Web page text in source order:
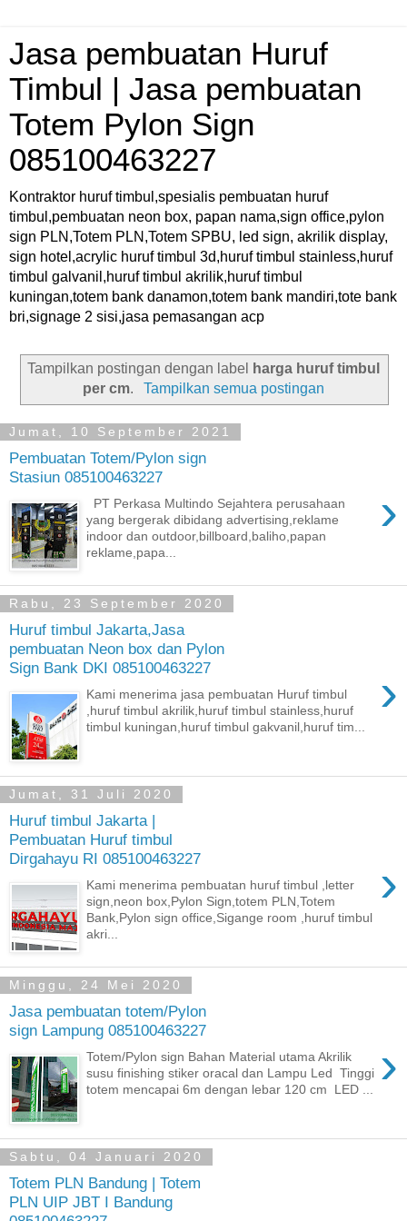
Jasa pembuatan Huruf
Timbul | Jasa pembuatan
Totem Pylon Sign
085100463227
Kontraktor huruf timbul,spesialis pembuatan huruf
timbul,pembuatan neon box, papan nama,sign office,pylon
sign PLN,Totem PLN,Totem SPBU, led sign, akrilik display,
sign hotel,acrylic huruf timbul 3d,huruf timbul stainless,huruf
timbul galvanil,huruf timbul akrilik,huruf timbul
kuningan,totem bank danamon,totem bank mandiri,tote bank
bri,signage 2 sisi,jasa pemasangan acp
Tampilkan postingan dengan label
harga huruf timbul
per cm. Tampilkan semua postingan
Jumat, 10 September 2021
Pembuatan Totem/Pylon sign
Stasiun 085100463227
›
PT Perkasa Multindo Sejahtera perusahaan
yang bergerak dibidang advertising,reklame
indoor dan outdoor,billboard,baliho,papan
reklame,papa...
Rabu, 23 September 2020
Huruf timbul Jakarta,Jasa
pembuatan Neon box dan Pylon
Sign Bank DKI 085100463227
›
Kami menerima jasa pembuatan Huruf timbul
,huruf timbul akrilik,huruf timbul stainless,huruf
timbul kuningan,huruf timbul gakvanil,huruf tim...
Jumat, 31 Juli 2020
Huruf timbul Jakarta |
Pembuatan Huruf timbul
Dirgahayu RI 085100463227
›
Kami menerima pembuatan huruf timbul ,letter
sign,neon box,Pylon Sign,totem PLN,Totem
Bank,Pylon sign office,Sigange room ,huruf timbul
akri...
Minggu, 24 Mei 2020
Jasa pembuatan totem/Pylon
sign Lampung 085100463227
›
Totem/Pylon sign Bahan Material utama Akrilik
susu finishing stiker oracal dan Lampu Led Tinggi
totem mencapai 6m dengan lebar 120 cm LED ...
Sabtu, 04 Januari 2020
Totem PLN Bandung | Totem
PLN UIP JBT I Bandung